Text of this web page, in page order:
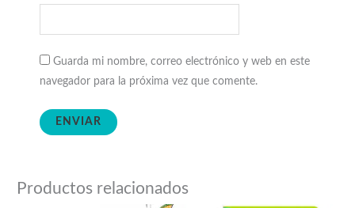
Guarda mi nombre, correo electrónico y web en este
navegador para la próxima vez que comente.
Productos relacionados